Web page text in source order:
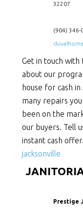
32207
(904) 346-
Get in touch with
about our
house for cash
many repairs
been on the
our buyers. Tell
instant cash offer.
jacksonville
Prestige